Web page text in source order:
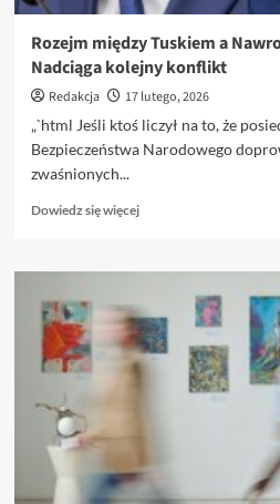
zdziwienia
Rozejm między Tuskiem a
Nadciąga kolejny konflikt
Redakcja
17 lutego, 2026
„`html Jeśli ktoś liczył na to, że
Bezpieczeństwa Narodowego
zwaśnionych...
Dowiedz się więcejDowiedz
o
między
Tuskiem
a
Nawrockim
wykluczony?